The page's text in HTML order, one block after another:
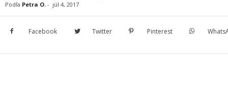
Podľa Petra O. - júl 4, 2017
Facebook Twitter Pinterest